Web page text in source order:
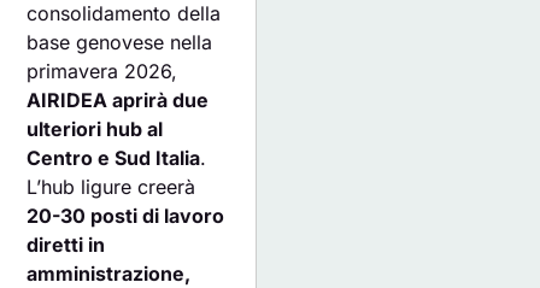
consolidamento della
base genovese nella
primavera 2026,
AIRIDEA aprirà due
ulteriori hub al
Centro e Sud Italia.
L’hub ligure creerà
20-30 posti di lavoro
diretti in
amministrazione,